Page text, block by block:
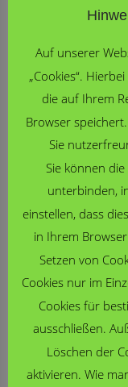
[kürzel]@fsg-
Neueste
Was
Welche
gibt
…
Sommerfest 2026 –
engagierten Eltern
Bei
Fritz-
unsere
Ca. 30
Auf unserer
„Cookies“.
die auf Ihrem
Browser
Sie
Sie können
unterbinden,
einstellen, dass
in Ihrem
Setzen von
Cookies nur im
Cookies für
ausschließen.
Löschen der
aktivieren. Wie